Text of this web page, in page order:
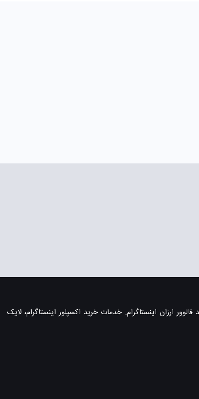
ارزان اینستاگرام. خدمات خرید اکسپلور اینستاگرام، لایک